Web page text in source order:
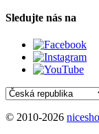
Sledujte nás na
© 2010-2026